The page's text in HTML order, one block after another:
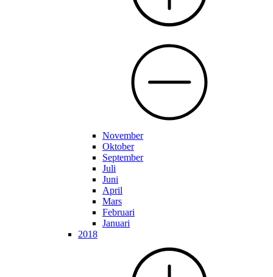
November
Oktober
September
Juli
Juni
April
Mars
Februari
Januari
2018